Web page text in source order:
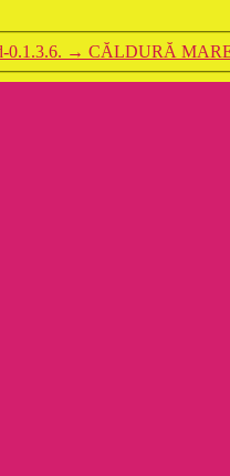
→ CĂLDURĂ